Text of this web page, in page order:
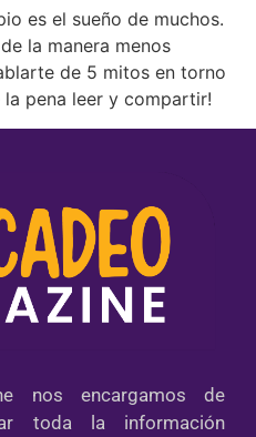
es el sueño de muchos.
la manera menos
de 5 mitos en torno
la pena leer y compartir!
nos encargamos de
toda la información